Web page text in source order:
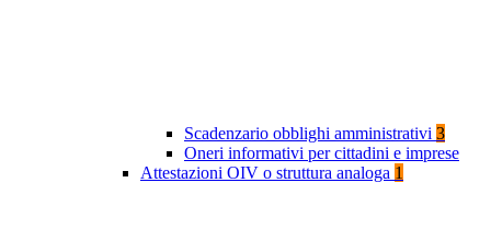
Scadenzario obblighi amministrativi 3
Oneri informativi per cittadini e imprese
Attestazioni OIV o struttura analoga 1